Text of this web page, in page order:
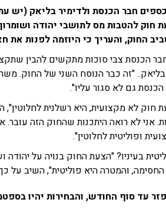
חבר הכנסת ולדימיר בליאק (יש
החוק, והעריך כי היוזמה לפנות
הכנסת צבי סוכות מתקשים להבין
"זה כבר הנוסח השני של החוק.
גם לא סגור עליו".
חוק לא מקצועית, היא רשלנית
אני לא רואה היתכנות שהחוק הזה
ופוליטית לחלוטין".
בעיניו? "הצעת החוק בנויה על
והמטרה היא פוליטית", השיב על
עד סוף החודש, והבחירות יהיו